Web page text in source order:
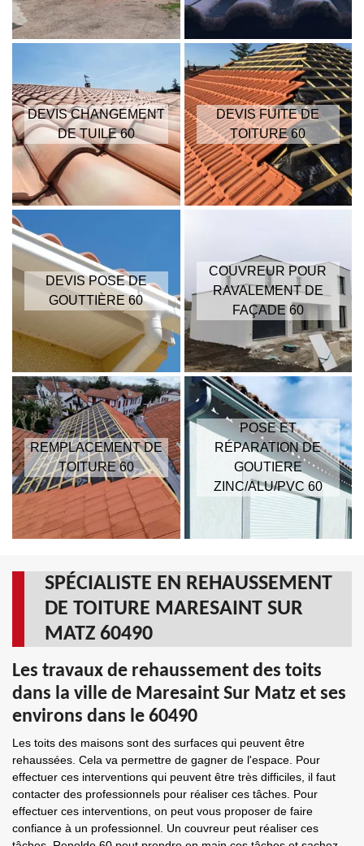
DEVIS CHANGEMENT
DE TUILE 60
DEVIS FUITE DE
TOITURE 60
DEVIS POSE DE
GOUTTIÈRE 60
COUVREUR POUR
RAVALEMENT DE
FAÇADE 60
REMPLACEMENT DE
TOITURE 60
POSE ET
RÉPARATION DE
GOUTIERE
ZINC/ALU/PVC 60
SPÉCIALISTE EN REHAUSSEMENT
DE TOITURE MARESAINT SUR
MATZ 60490
Les travaux de rehaussement des toits
dans la ville de Maresaint Sur Matz et ses
environs dans le 60490
Les toits des maisons sont des surfaces qui peuvent être
rehaussées. Cela va permettre de gagner de l'espace. Pour
effectuer ces interventions qui peuvent être très difficiles, il faut
contacter des professionnels pour réaliser ces tâches. Pour
effectuer ces interventions, on peut vous proposer de faire
confiance à un professionnel. Un couvreur peut réaliser ces